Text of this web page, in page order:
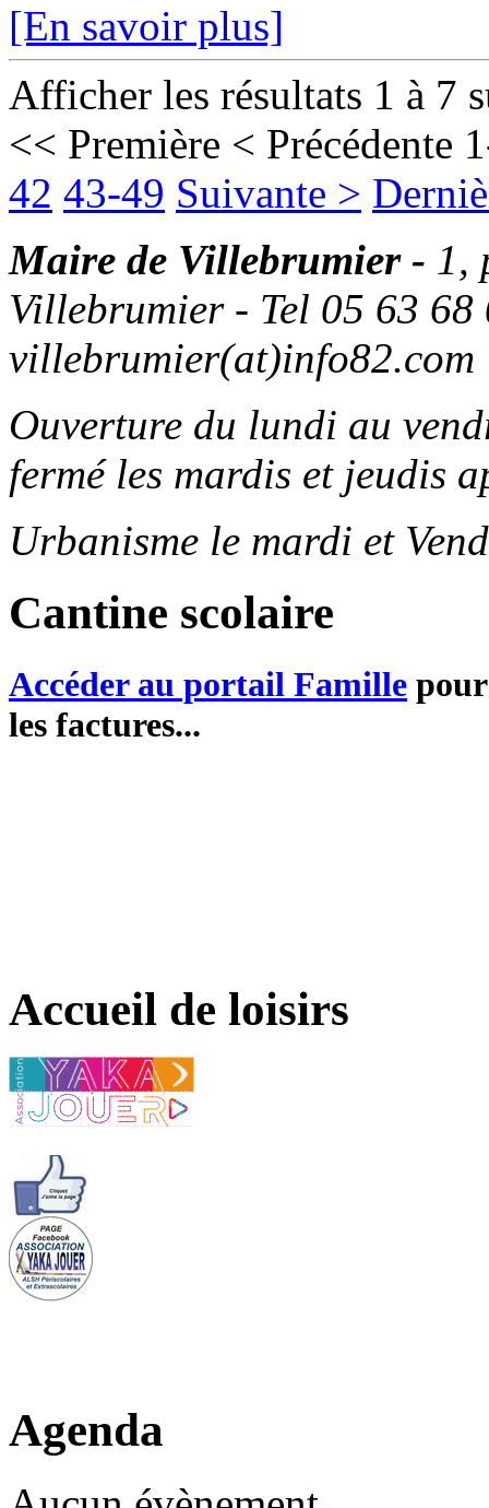
[En savoir plus]
Afficher les résultats 1 à 7
<< Première < Précédente
42 43-49 Suivante >
Maire de Villebrumier - 1,
Villebrumier - Tel 05 63
villebrumier(at)info82.com
Ouverture du lundi au
fermé les mardis et jeudis
Urbanisme le mardi et
Cantine scolaire
Accéder au portail Famille
les factures...
Accueil de loisirs
Agenda